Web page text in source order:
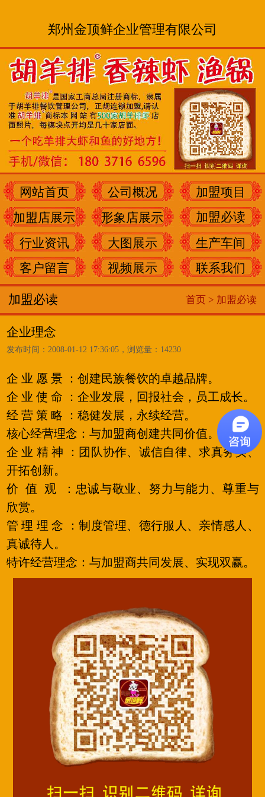
郑州金顶鲜企业管理有限公司
网站首页 公司概况
加盟项目
加盟店展示
形象店展示
加盟必读
行业资讯
大图展示
生产车间
客户留言
视频展示 联系我们
加盟必读 加盟必读
首页 >
企业理念
发布时间：2008-01-12 17:36:05，浏览量：14230
企 业 愿 景 ：创建民族餐饮的卓越品牌。
企 业 使 命 ：企业发展，回报社会，员工成长。
经 营 策 略 ：稳健发展，永续经营。
核心经营理念：与加盟商创建共同价值。
企 业 精 神 ：团队协作、诚信自律、求真务实、
开拓创新。
价 值 观 ：忠诚与敬业、努力与能力、尊重与
欣赏。
管 理 理 念 ：制度管理、德行服人、亲情感人、
真诚待人。
特许经营理念：与加盟商共同发展、实现双赢。